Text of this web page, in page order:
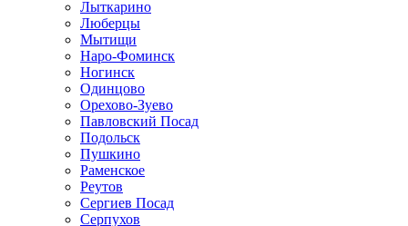
Лыткарино
Люберцы
Мытищи
Наро-Фоминск
Ногинск
Одинцово
Орехово-Зуево
Павловский Посад
Подольск
Пушкино
Раменское
Реутов
Сергиев Посад
Серпухов